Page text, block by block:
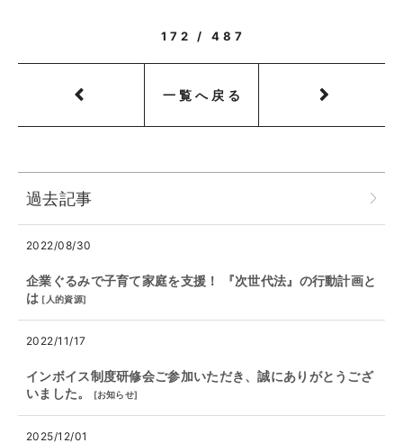
172 / 487
一覧へ戻る
過去記事
2022/08/30
企業ぐるみで子育て家庭を支援！ 『次世代法』の行動計画と
は [ 人的資源]
2022/11/17
インボイス制度研修会ご参加いただき、誠にありがとうござ
いました。
[お知らせ]
2025/12/01